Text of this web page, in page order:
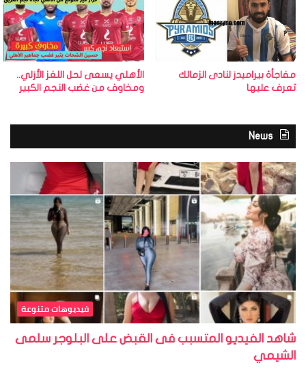
مفاجأة بيراميدز لنادى الزمالك
تعرف عليها
الأهلي يسعى لحل اللغز الأزلي..
ومخاوف من غضب النجم الكبير
News
فيديوهات متنوعة
شاهد الفيديو المتسبب فى القبض على البلوجر سلمى
الشيمي